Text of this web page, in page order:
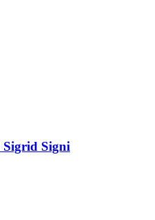
Signi